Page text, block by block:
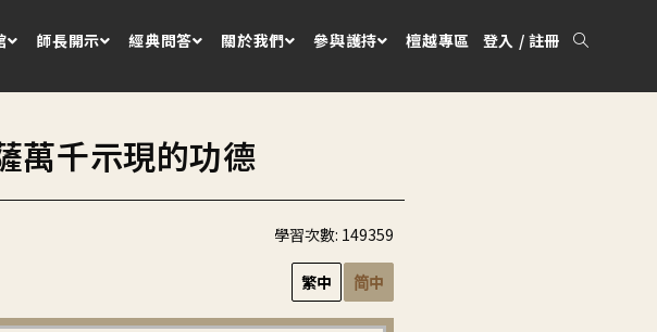
師長開示 經典問答 關於我們 參與護持 檀越專區 登入 / 註冊
萬千示現的功德
學習次數: 149359
繁中 简中